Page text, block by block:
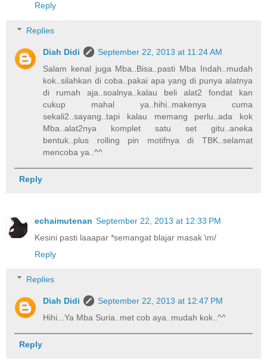
Reply
Replies
Diah Didi
September 22, 2013 at 11:24 AM
Salam kenal juga Mba..Bisa..pasti Mba Indah..mudah
kok..silahkan di coba..pakai apa yang di punya alatnya
di rumah aja..soalnya..kalau beli alat2 fondat kan
cukup mahal ya..hihi..makenya cuma
sekali2..sayang..tapi kalau memang perlu..ada kok
Mba..alat2nya komplet satu set gitu..aneka
bentuk..plus rolling pin motifnya di TBK..selamat
mencoba ya..^^
Reply
echaimutenan September 22, 2013 at 12:33 PM
Kesini pasti laaapar *semangat blajar masak \m/
Reply
Replies
Diah Didi
September 22, 2013 at 12:47 PM
Hihi...Ya Mba Suria..met cob aya..mudah kok..^^
Reply